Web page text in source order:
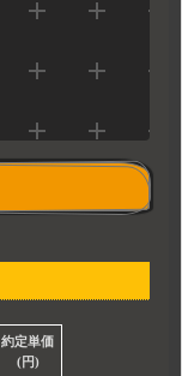
約定単価
(円)